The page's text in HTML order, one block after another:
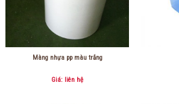
Màng nhựa pp màu trắng
Giá: liên hệ